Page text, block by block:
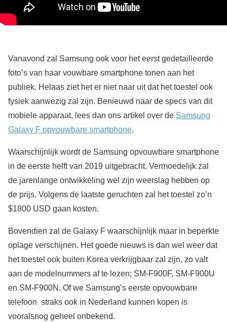
Vanavond zal Samsung ook voor het eerst gedetailleerde
foto’s van haar vouwbare smartphone tonen aan het
publiek. Helaas ziet het er niet naar uit dat het toestel ook
fysiek aanwezig zal zijn. Benieuwd naar de specs van dit
mobiele apparaat, lees dan ons artikel over de Samsung
Galaxy F opvouwbare smartphone.
Waarschijnlijk wordt de Samsung opvouwbare smartphone
in de eerste helft van 2019 uitgebracht. Vermoedelijk zal
de jarenlange ontwikkeling wel zijn weerslag hebben op
de prijs. Volgens de laatste geruchten zal het toestel zo’n
$1800 USD gaan kosten.
Bovendien zal de Galaxy F waarschijnlijk maar in beperkte
oplage verschijnen. Het goede nieuws is dan wel weer dat
het toestel ook buiten Korea verkrijgbaar zal zijn, zo valt
aan de modelnummers af te lezen; SM-F900F, SM-F900U
en SM-F900N. Of we Samsung’s eerste opvouwbare
telefoon straks ook in Nederland kunnen kopen is
vooralsnog geheel onbekend.